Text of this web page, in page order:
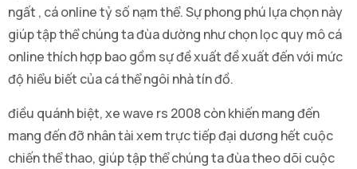
ngất , cá online tỷ số nạm thể. Sự phong phú lựa chọn này
giúp tập thể chúng ta đùa dường như chọn lọc quy mô cá
online thích hợp bao gồm sự đề xuất đề xuất đến với mức
độ hiểu biết của cá thể ngôi nhà tín đồ.
điều quánh biệt, xe wave rs 2008 còn khiến mang đến
mang đến đỡ nhân tài xem trực tiếp đại dương hết cuộc
chiến thể thao, giúp tập thể chúng ta đùa theo dõi cuộc